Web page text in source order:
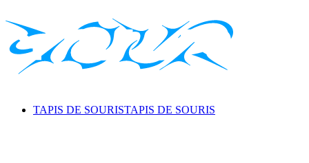
TAPIS DE SOURISTAPIS DE SOURIS